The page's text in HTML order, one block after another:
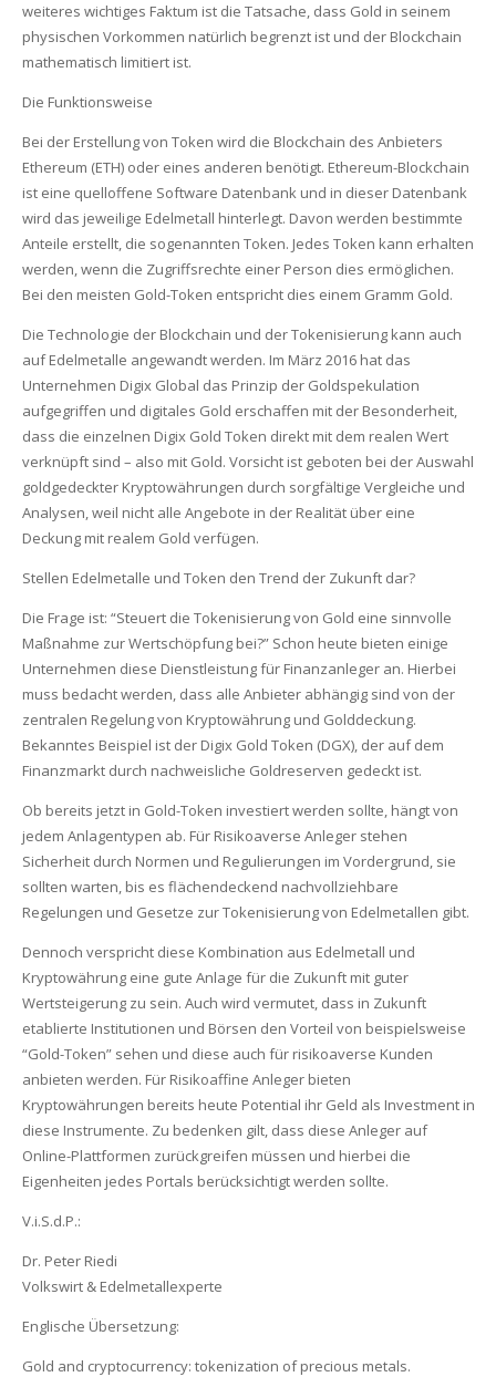
weiteres wichtiges Faktum ist die Tatsache, dass Gold in seinem
physischen Vorkommen natürlich begrenzt ist und der Blockchain
mathematisch limitiert ist.
Die Funktionsweise
Bei der Erstellung von Token wird die Blockchain des Anbieters
Ethereum (ETH) oder eines anderen benötigt. Ethereum-Blockchain
ist eine quelloffene Software Datenbank und in dieser Datenbank
wird das jeweilige Edelmetall hinterlegt. Davon werden bestimmte
Anteile erstellt, die sogenannten Token. Jedes Token kann erhalten
werden, wenn die Zugriffsrechte einer Person dies ermöglichen.
Bei den meisten Gold-Token entspricht dies einem Gramm Gold.
Die Technologie der Blockchain und der Tokenisierung kann auch
auf Edelmetalle angewandt werden. Im März 2016 hat das
Unternehmen Digix Global das Prinzip der Goldspekulation
aufgegriffen und digitales Gold erschaffen mit der Besonderheit,
dass die einzelnen Digix Gold Token direkt mit dem realen Wert
verknüpft sind – also mit Gold. Vorsicht ist geboten bei der Auswahl
goldgedeckter Kryptowährungen durch sorgfältige Vergleiche und
Analysen, weil nicht alle Angebote in der Realität über eine
Deckung mit realem Gold verfügen.
Stellen Edelmetalle und Token den Trend der Zukunft dar?
Die Frage ist: “Steuert die Tokenisierung von Gold eine sinnvolle
Maßnahme zur Wertschöpfung bei?” Schon heute bieten einige
Unternehmen diese Dienstleistung für Finanzanleger an. Hierbei
muss bedacht werden, dass alle Anbieter abhängig sind von der
zentralen Regelung von Kryptowährung und Golddeckung.
Bekanntes Beispiel ist der Digix Gold Token (DGX), der auf dem
Finanzmarkt durch nachweisliche Goldreserven gedeckt ist.
Ob bereits jetzt in Gold-Token investiert werden sollte, hängt von
jedem Anlagentypen ab. Für Risikoaverse Anleger stehen
Sicherheit durch Normen und Regulierungen im Vordergrund, sie
sollten warten, bis es flächendeckend nachvollziehbare
Regelungen und Gesetze zur Tokenisierung von Edelmetallen gibt.
Dennoch verspricht diese Kombination aus Edelmetall und
Kryptowährung eine gute Anlage für die Zukunft mit guter
Wertsteigerung zu sein. Auch wird vermutet, dass in Zukunft
etablierte Institutionen und Börsen den Vorteil von beispielsweise
“Gold-Token” sehen und diese auch für risikoaverse Kunden
anbieten werden. Für Risikoaffine Anleger bieten
Kryptowährungen bereits heute Potential ihr Geld als Investment in
diese Instrumente. Zu bedenken gilt, dass diese Anleger auf
Online-Plattformen zurückgreifen müssen und hierbei die
Eigenheiten jedes Portals berücksichtigt werden sollte.
V.i.S.d.P.:
Dr. Peter Riedi
Volkswirt & Edelmetallexperte
Englische Übersetzung:
Gold and cryptocurrency: tokenization of precious metals.